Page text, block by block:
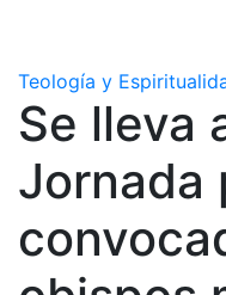
Teología y
Se lleva
Jornada